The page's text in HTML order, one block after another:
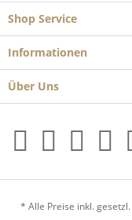
Shop Service
Informationen
Über Uns
* Alle Preise inkl.